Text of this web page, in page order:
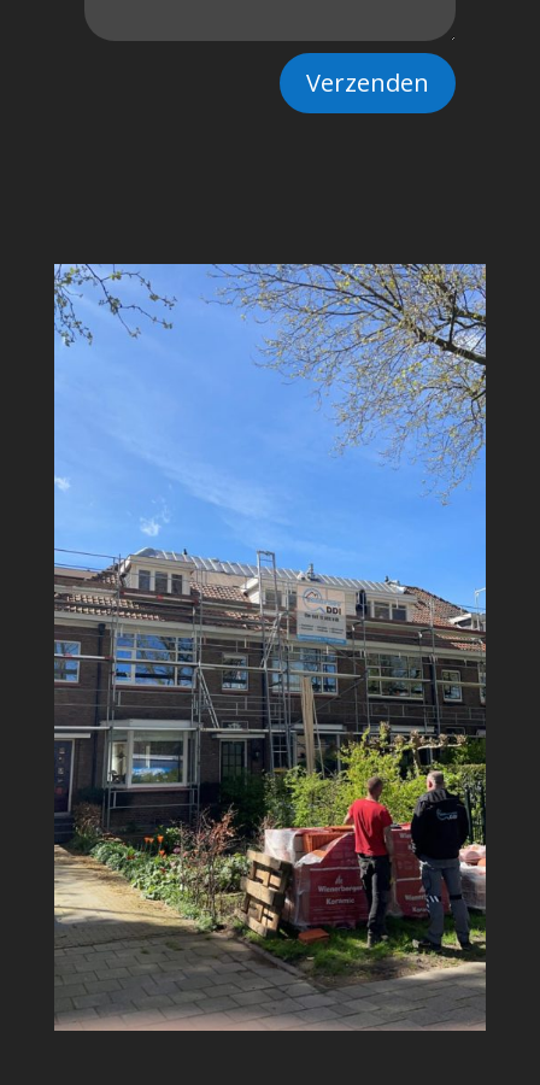
Verzenden